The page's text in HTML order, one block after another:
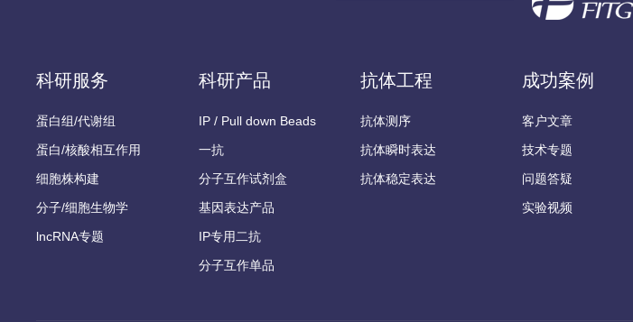
科研服务
蛋白组/代谢组
蛋白/核酸相互作用
细胞株构建
分子/细胞生物学
lncRNA专题
科研产品
IP / Pull down Beads
一抗
分子互作试剂盒
基因表达产品
IP专用二抗
分子互作单品
抗体工程
抗体测序
抗体瞬时表达
抗体稳定表达
成功案例
客户文章
技术专题
问题答疑
实验视频